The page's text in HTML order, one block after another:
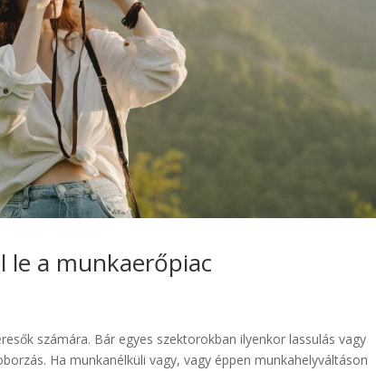
le a munkaerőpiac
számára. Bár egyes szektorokban ilyenkor lassulás vagy
Ha munkanélküli vagy, vagy éppen munkahelyváltáson